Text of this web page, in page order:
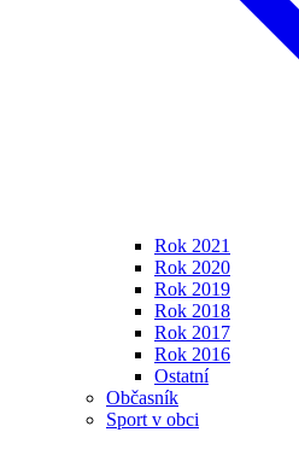
Rok 2021
Rok 2020
Rok 2019
Rok 2018
Rok 2017
Rok 2016
Ostatní
Občasník
Sport v obci